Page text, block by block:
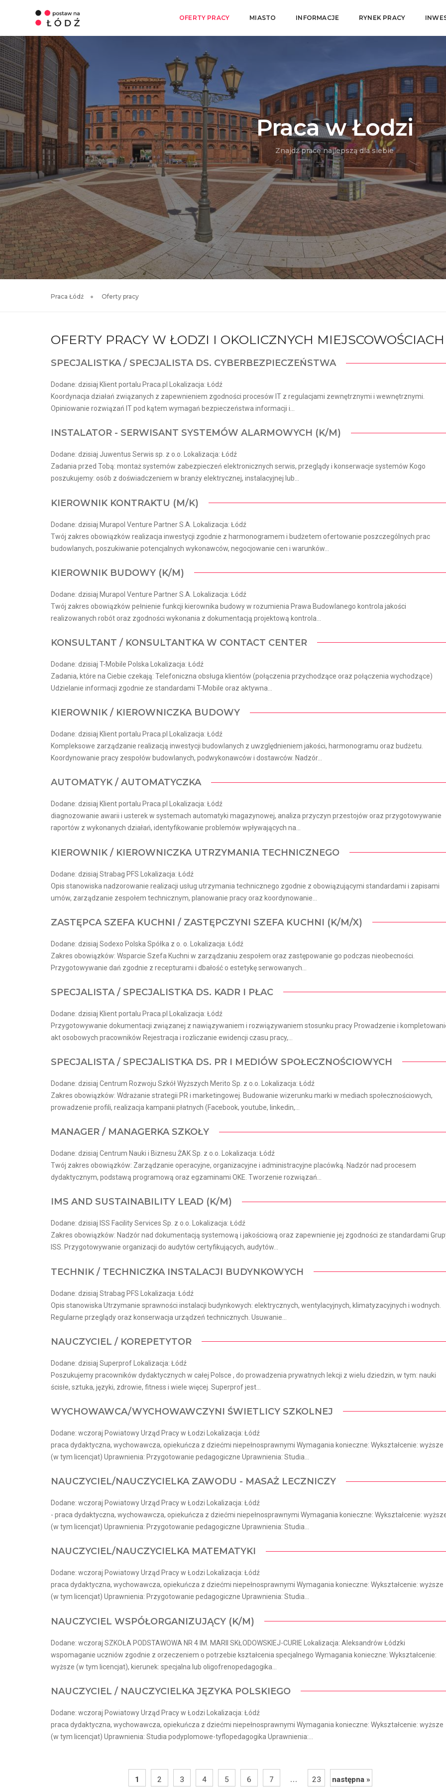
OFERTY PRACY MIASTO INFORMACJE RYNEK PRACY
Praca w Łodzi
Znajdź pracę najlepszą dla siebie
Praca Łódź Oferty pracy
OFERTY PRACY W ŁODZI I OKOLICZNYCH MIEJSCOWOŚCIACH
SPECJALISTKA / SPECJALISTA DS. CYBERBEZPIECZEŃSTWA
Dodane: dzisiaj Klient portalu Praca.pl Lokalizacja: Łódź
Koordynacja działań związanych z zapewnieniem zgodności procesów IT z regulacjami zewnętrznymi i wewnętrznymi.
Opiniowanie rozwiązań IT pod kątem wymagań bezpieczeństwa informacji i...
INSTALATOR - SERWISANT SYSTEMÓW ALARMOWYCH (K/M)
Dodane: dzisiaj Juwentus Serwis sp. z o.o. Lokalizacja: Łódź
Zadania przed Tobą: montaż systemów zabezpieczeń elektronicznych serwis, przeglądy i konserwacje systemów Kogo
poszukujemy: osób z doświadczeniem w branży elektrycznej, instalacyjnej lub...
KIEROWNIK KONTRAKTU (M/K)
Dodane: dzisiaj Murapol Venture Partner S.A. Lokalizacja: Łódź
Twój zakres obowiązków realizacja inwestycji zgodnie z harmonogramem i budżetem ofertowanie poszczególnych prac
budowlanych, poszukiwanie potencjalnych wykonawców, negocjowanie cen i warunków...
KIEROWNIK BUDOWY (K/M)
Dodane: dzisiaj Murapol Venture Partner S.A. Lokalizacja: Łódź
Twój zakres obowiązków pełnienie funkcji kierownika budowy w rozumienia Prawa Budowlanego kontrola jakości
realizowanych robót oraz zgodności wykonania z dokumentacją projektową kontrola...
KONSULTANT / KONSULTANTKA W CONTACT CENTER
Dodane: dzisiaj T-Mobile Polska Lokalizacja: Łódź
Zadania, które na Ciebie czekają: Telefoniczna obsługa klientów (połączenia przychodzące oraz połączenia wychodzące)
Udzielanie informacji zgodnie ze standardami T-Mobile oraz aktywna...
KIEROWNIK / KIEROWNICZKA BUDOWY
Dodane: dzisiaj Klient portalu Praca.pl Lokalizacja: Łódź
Kompleksowe zarządzanie realizacją inwestycji budowlanych z uwzględnieniem jakości, harmonogramu oraz budżetu.
Koordynowanie pracy zespołów budowlanych, podwykonawców i dostawców. Nadzór...
AUTOMATYK / AUTOMATYCZKA
Dodane: dzisiaj Klient portalu Praca.pl Lokalizacja: Łódź
diagnozowanie awarii i usterek w systemach automatyki magazynowej, analiza przyczyn przestojów oraz przygotowywanie
raportów z wykonanych działań, identyfikowanie problemów wpływających na...
KIEROWNIK / KIEROWNICZKA UTRZYMANIA TECHNICZNEGO
Dodane: dzisiaj Strabag PFS Lokalizacja: Łódź
Opis stanowiska nadzorowanie realizacji usług utrzymania technicznego zgodnie z obowiązującymi standardami i zapisami
umów, zarządzanie zespołem technicznym, planowanie pracy oraz koordynowanie...
ZASTĘPCA SZEFA KUCHNI / ZASTĘPCZYNI SZEFA KUCHNI (K/M/X)
Dodane: dzisiaj Sodexo Polska Spółka z o. o. Lokalizacja: Łódź
Zakres obowiązków: Wsparcie Szefa Kuchni w zarządzaniu zespołem oraz zastępowanie go podczas nieobecności.
Przygotowywanie dań zgodnie z recepturami i dbałość o estetykę serwowanych...
SPECJALISTA / SPECJALISTKA DS. KADR I PŁAC
Dodane: dzisiaj Klient portalu Praca.pl Lokalizacja: Łódź
Przygotowywanie dokumentacji związanej z nawiązywaniem i rozwiązywaniem stosunku pracy Prowadzenie i
akt osobowych pracowników Rejestracja i rozliczanie ewidencji czasu pracy,...
SPECJALISTA / SPECJALISTKA DS. PR I MEDIÓW SPOŁECZNOŚCIOWYCH
Dodane: dzisiaj Centrum Rozwoju Szkół Wyższych Merito Sp. z o.o. Lokalizacja: Łódź
Zakres obowiązków: Wdrażanie strategii PR i marketingowej. Budowanie wizerunku marki w mediach społecznościowych,
prowadzenie profili, realizacja kampanii płatnych (Facebook, youtube, linkedin,...
MANAGER / MANAGERKA SZKOŁY
Dodane: dzisiaj Centrum Nauki i Biznesu ŻAK Sp. z o.o. Lokalizacja: Łódź
Twój zakres obowiązków: Zarządzanie operacyjne, organizacyjne i administracyjne placówką. Nadzór nad procesem
dydaktycznym, podstawą programową oraz egzaminami OKE. Tworzenie rozwiązań...
IMS AND SUSTAINABILITY LEAD​ (K/M)​
Dodane: dzisiaj ISS Facility Services Sp. z o.o. Lokalizacja: Łódź
Zakres obowiązków: Nadzór nad dokumentacją systemową i jakościową oraz zapewnienie jej zgodności ze standardami
ISS. Przygotowywanie organizacji do audytów certyfikujących, audytów...
TECHNIK / TECHNICZKA INSTALACJI BUDYNKOWYCH
Dodane: dzisiaj Strabag PFS Lokalizacja: Łódź
Opis stanowiska Utrzymanie sprawności instalacji budynkowych: elektrycznych, wentylacyjnych, klimatyzacyjnych i wodnych.
Regularne przeglądy oraz konserwacja urządzeń technicznych. Usuwanie...
NAUCZYCIEL / KOREPETYTOR
Dodane: dzisiaj Superprof Lokalizacja: Łódź
Poszukujemy pracowników dydaktycznych w całej Polsce , do prowadzenia prywatnych lekcji z wielu dziedzin, w tym: nauki
ścisłe, sztuka, języki, zdrowie, fitness i wiele więcej. Superprof jest...
WYCHOWAWCA/WYCHOWAWCZYNI ŚWIETLICY SZKOLNEJ
Dodane: wczoraj Powiatowy Urząd Pracy w Łodzi Lokalizacja: Łódź
praca dydaktyczna, wychowawcza, opiekuńcza z dziećmi niepełnosprawnymi Wymagania konieczne: Wykształcenie: wyższe
(w tym licencjat) Uprawnienia: Przygotowanie pedagogiczne Uprawnienia: Studia...
NAUCZYCIEL/NAUCZYCIELKA ZAWODU - MASAŻ LECZNICZY
Dodane: wczoraj Powiatowy Urząd Pracy w Łodzi Lokalizacja: Łódź
- praca dydaktyczna, wychowawcza, opiekuńcza z dziećmi niepełnosprawnymi Wymagania konieczne: Wykształcenie:
(w tym licencjat) Uprawnienia: Przygotowanie pedagogiczne Uprawnienia: Studia...
NAUCZYCIEL/NAUCZYCIELKA MATEMATYKI
Dodane: wczoraj Powiatowy Urząd Pracy w Łodzi Lokalizacja: Łódź
praca dydaktyczna, wychowawcza, opiekuńcza z dziećmi niepełnosprawnymi Wymagania konieczne: Wykształcenie: wyższe
(w tym licencjat) Uprawnienia: Przygotowanie pedagogiczne Uprawnienia: Studia...
NAUCZYCIEL WSPÓŁORGANIZUJĄCY (K/M)
Dodane: wczoraj SZKOŁA PODSTAWOWA NR 4 IM. MARII SKŁODOWSKIEJ-CURIE Lokalizacja: Aleksandrów Łódzki
wspomaganie uczniów zgodnie z orzeczeniem o potrzebie kształcenia specjalnego Wymagania konieczne: Wykształcenie:
wyższe (w tym licencjat), kierunek: specjalna lub oligofrenopedagogika...
NAUCZYCIEL / NAUCZYCIELKA JĘZYKA POLSKIEGO
Dodane: wczoraj Powiatowy Urząd Pracy w Łodzi Lokalizacja: Łódź
praca dydaktyczna, wychowawcza, opiekuńcza z dziećmi niepełnosprawnymi Wymagania konieczne: Wykształcenie: wyższe
(w tym licencjat) Uprawnienia: Studia podyplomowe-tyflopedagogika Uprawnienia:...
1 2 3 4 5 6 7 ... 23 następna »